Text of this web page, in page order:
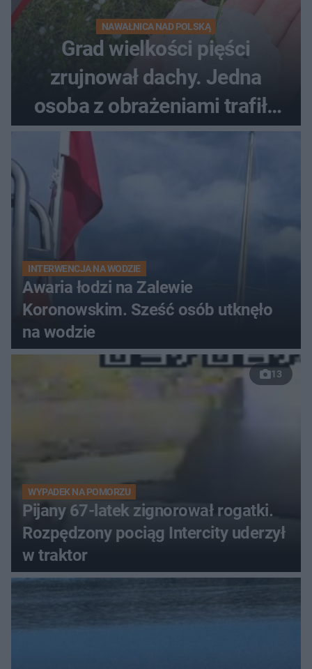
NAWAŁNICA NAD POLSKĄ
Grad wielkości pięści
zrujnował dachy. Jedna
osoba z obrażeniami trafiła
do szpitala
INTERWENCJA NA WODZIE
Awaria łodzi na Zalewie
Koronowskim. Sześć osób utknęło
na wodzie
13
WYPADEK NA POMORZU
Pijany 67-latek zignorował rogatki.
Rozpędzony pociąg Intercity uderzył
w traktor